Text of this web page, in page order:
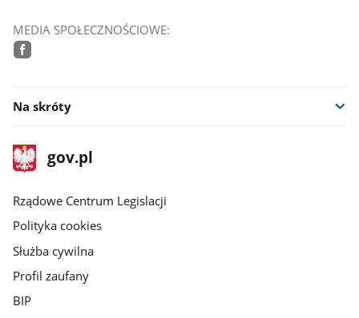
MEDIA SPOŁECZNOŚCIOWE:
Na skróty
stopka
gov.plStrona
gov.pl
Rządowe Centrum Legislacji
Polityka cookies
Służba cywilna
Profil zaufany
BIP